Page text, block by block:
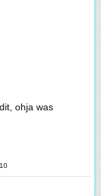
ohja was